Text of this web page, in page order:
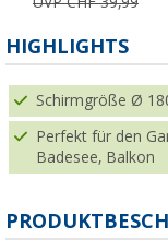
HIGHLIGHTS
Schirmgröße Ø
Perfekt für den
Badesee, Balkon